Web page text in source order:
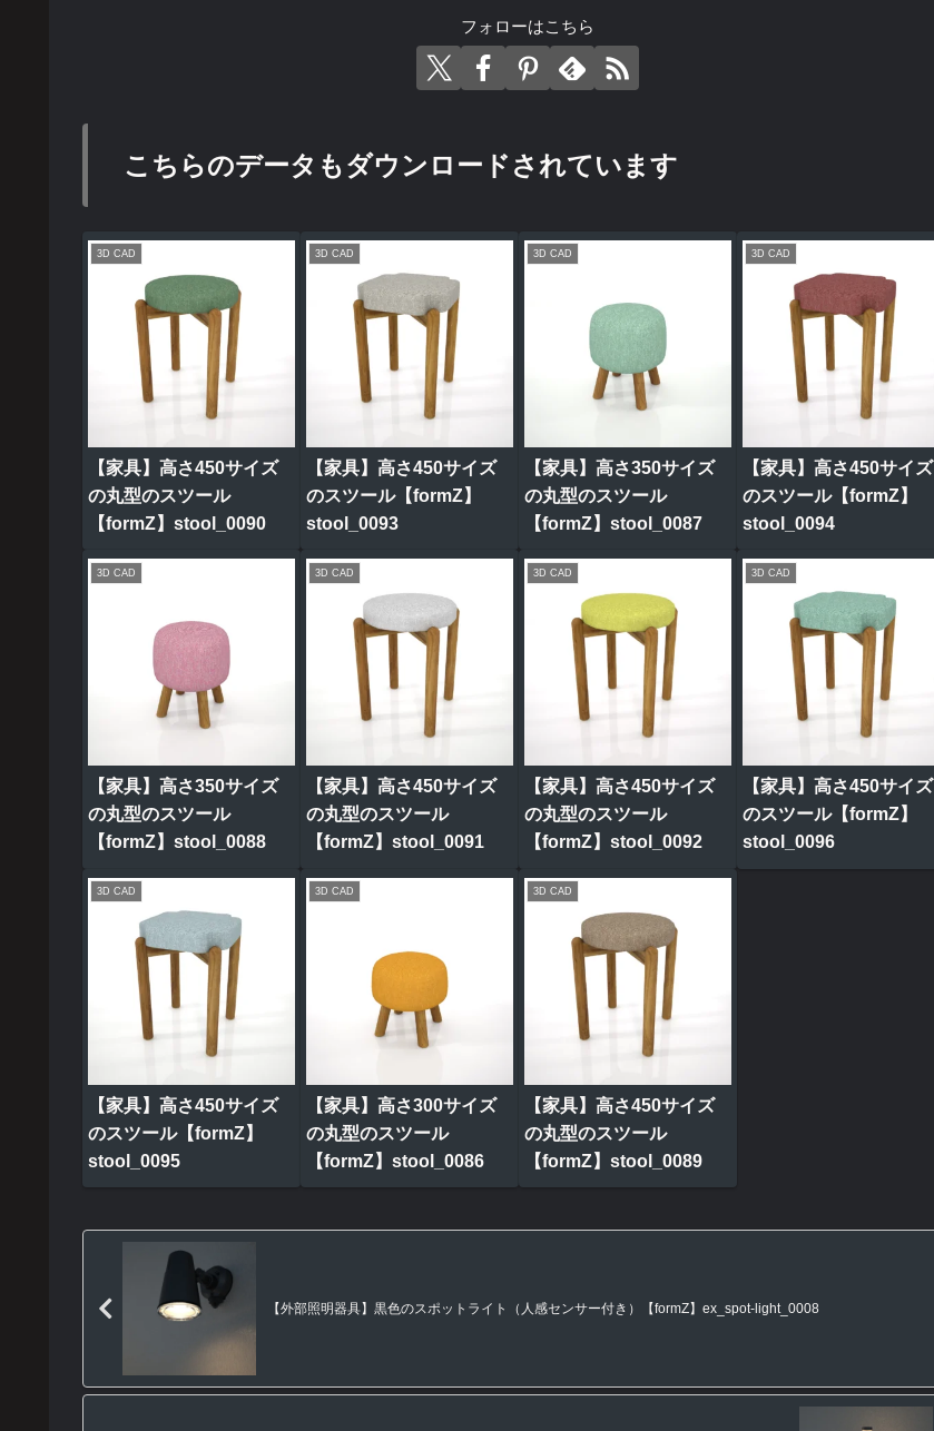
フォローはこちら
こちらのデータもダウンロードされています
3D CAD
【家具】高さ450サイズ
の丸型のスツール
【formZ】stool_0090
3D CAD
【家具】高さ450サイズ
のスツール【formZ】
stool_0093
3D CAD
【家具】高さ350サイズ
の丸型のスツール
【formZ】stool_0087
3D CAD
【家具】高さ450サイズ
のスツール【formZ】
stool_0094
3D CAD
【家具】高さ350サイズ
の丸型のスツール
【formZ】stool_0088
3D CAD
【家具】高さ450サイズ
の丸型のスツール
【formZ】stool_0091
3D CAD
【家具】高さ450サイズ
の丸型のスツール
【formZ】stool_0092
3D CAD
【家具】高さ450サイズ
のスツール【formZ】
stool_0096
3D CAD
【家具】高さ450サイズ
のスツール【formZ】
stool_0095
3D CAD
【家具】高さ300サイズ
の丸型のスツール
【formZ】stool_0086
3D CAD
【家具】高さ450サイズ
の丸型のスツール
【formZ】stool_0089
【外部照明器具】黒色のスポットライト（人感センサー付き）【formZ】ex_spot-light_0008